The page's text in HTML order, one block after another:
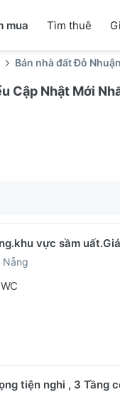
mua Tìm thuê
Bán nhà đất Đỗ Nhuận
Cập Nhật Mới
vực sầm
Nẵng
tiện nghi , 3 Tầng